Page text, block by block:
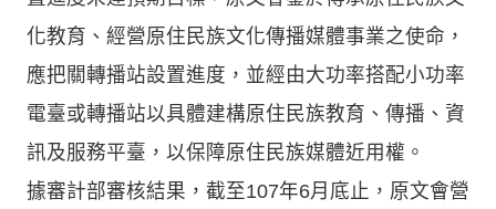
化教育、經營原住民族文化傳播媒體事業之使命，
應把關轉播站設置進度，並經由大功率搭配小功率
電臺或轉播站以具體建構原住民族教育、傳播、資
訊及服務平臺，以保障原住民族媒體近用權。
據審計部審核結果，截至107年6月底止，原文會營